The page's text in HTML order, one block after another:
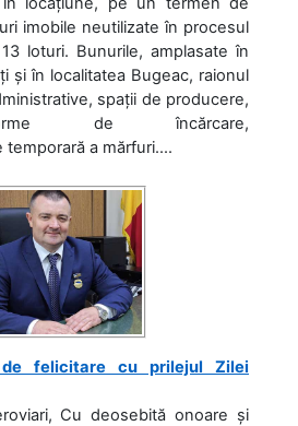
imobile neutilizate în procesul
loturi. Bunurile, amplasate în
și în localitatea Bugeac, raionul
spații de producere,
de încărcare,
a mărfuri....
de felicitare cu prilejul Zilei
Cu deosebită onoare și